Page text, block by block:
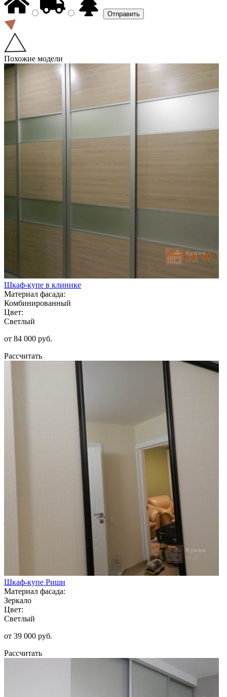
Похожие модели
Шкаф-купе в клинике
Материал фасада:
Комбинированный
Цвет:
Светлый
от 84 000 руб.
Рассчитать
Шкаф-купе Риши
Материал фасада:
Зеркало
Цвет:
Светлый
от 39 000 руб.
Рассчитать